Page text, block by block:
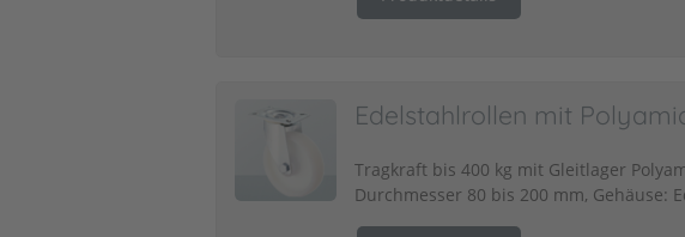
Edelstahlrollen mit
Tragkraft bis 400 kg mit Gleitlager
Durchmesser 80 bis 200 mm, Gehäuse: